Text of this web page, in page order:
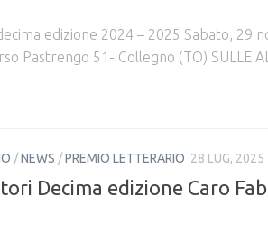
edizione 2024 – 2025 Sabato, 29
Pastrengo 51- Collegno (TO) SULLE
/NEWS /PREMIO LETTERARIO 28 LUG, 2025
Decima edizione Caro